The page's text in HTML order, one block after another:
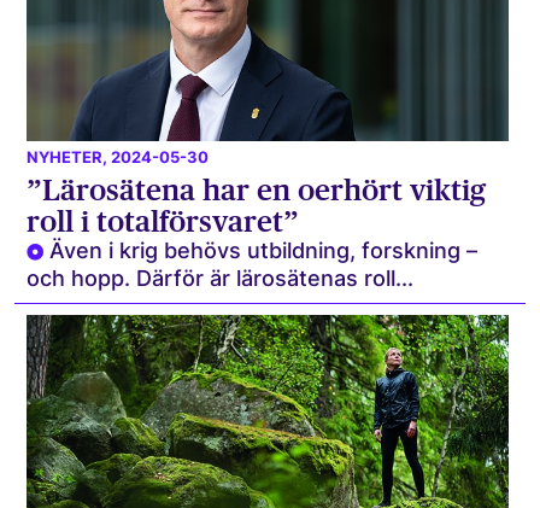
NYHETER, 2024-05-30
”Lärosätena har en oerhört viktig
roll i totalförsvaret”
Även i krig behövs utbildning, forskning –
och hopp. Därför är lärosätenas roll...